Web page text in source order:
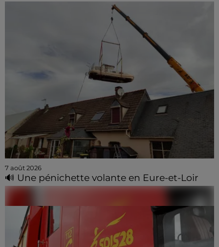
7 août 2026
🔊 Une pénichette volante en Eure-et-Loir